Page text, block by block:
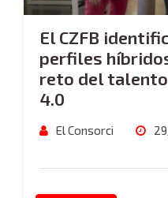
El CZFB
perfiles
reto del
4.0
El Consorci